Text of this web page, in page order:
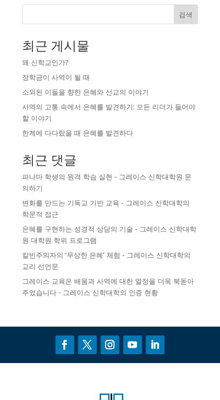
검색
최근 게시물
왜 신학교인가?
장학금이 사역이 될 때
소외된 이들을 향한 은혜와 선교의 이야기
사역의 고통 속에서 은혜를 발견하기: 모든 리더가 들어야
할 이야기
한계에 다다랐을 때 은혜를 발견하다
최근 댓글
파나마 학생의 원격 학습 실현 - 그레이스 신학대학원 문
의하기
변화를 만드는 기독교 기반 교육 - 그레이스 신학대학의
학문적 접근
은혜를 구현하는 성경적 상담의 기술 - 그레이스 신학대학
원 대학원 학위 프로그램
칼빈주의자의 ‘무상한 은혜’ 체험 - 그레이스 신학대학의
교리 선언문
그레이스 교육은 배움과 사역에 대한 열정을 더욱 북돋아
주었습니다 - 그레이스 신학대학의 인증 현황